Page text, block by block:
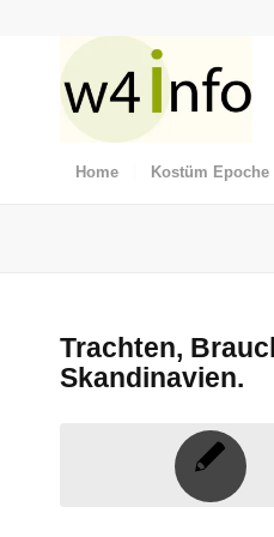
Home Kostüm Epoche
Trachten,
Skandinavien.